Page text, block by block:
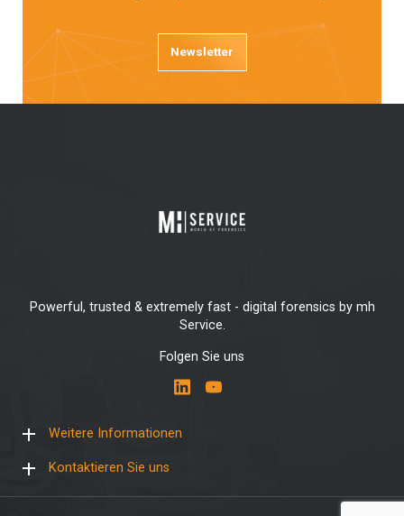
Newsletter
Powerful, trusted & extremely fast - digital forensics by mh
Service.
Folgen Sie uns
Weitere Informationen
Kontaktieren Sie uns